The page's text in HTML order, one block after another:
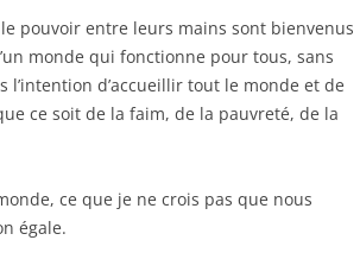
pouvoir entre leurs mains sont bienvenus
monde qui fonctionne pour tous, sans
d’accueillir tout le monde et de
ce soit de la faim, de la pauvreté, de la
ce que je ne crois pas que nous
égale.